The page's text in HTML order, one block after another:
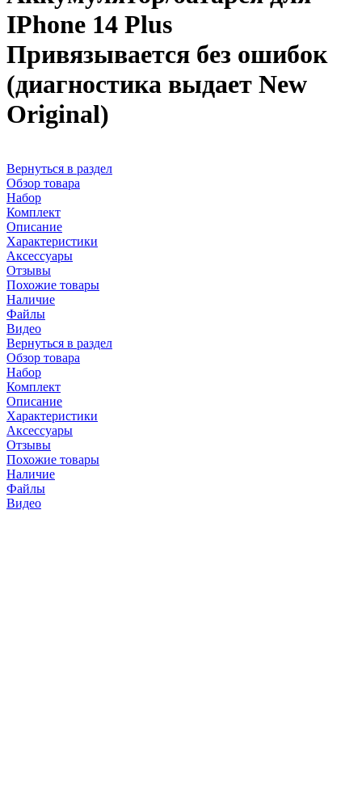
IPhone 14 Plus
Привязывается без ошибок
(диагностика выдает New
Original)
Вернуться в раздел
Обзор товара
Набор
Комплект
Описание
Характеристики
Аксессуары
Отзывы
Похожие товары
Наличие
Файлы
Видео
Вернуться в раздел
Обзор товара
Набор
Комплект
Описание
Характеристики
Аксессуары
Отзывы
Похожие товары
Наличие
Файлы
Видео